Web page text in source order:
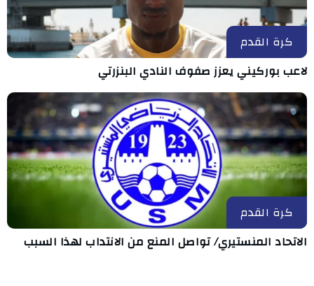
كرة القدم
لاعب بوركيني يعزز صفوف النادي البنزرتي
كرة القدم
الاتحاد المنستيري/ تواصل المنع من الانتداب لهذا السبب